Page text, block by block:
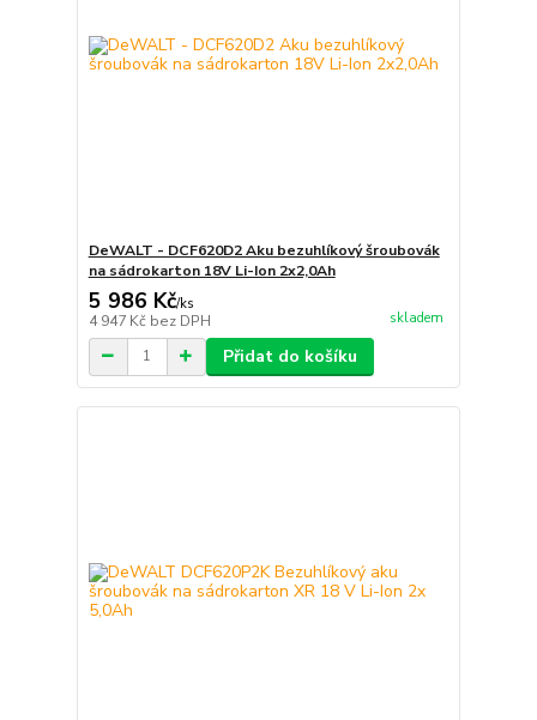
DeWALT - DCF620D2 Aku bezuhlíkový šroubovák
na sádrokarton 18V Li-Ion 2x2,0Ah
5 986 Kč/ks
4 947 Kč bez DPH skladem
Přidat do košíku